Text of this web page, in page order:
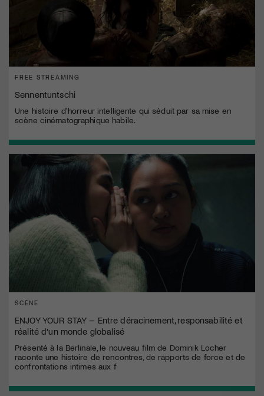
FREE STREAMING
Sennentuntschi
Une histoire d'horreur intelligente qui séduit par sa mise en
scène cinématographique habile.
SCÈNE
ENJOY YOUR STAY – Entre déracinement, responsabilité et
réalité d’un monde globalisé
Présenté à la Berlinale, le nouveau film de Dominik Locher
raconte une histoire de rencontres, de rapports de force et de
confrontations intimes aux f